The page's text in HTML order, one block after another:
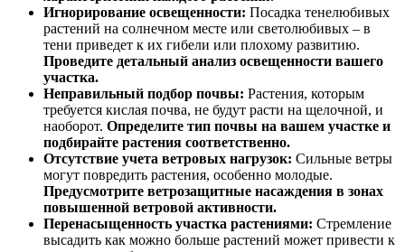
Игнорирование освещенности: Посадка тенелюбивых
растений на солнечном месте или светолюбивых – в
тени приведет к их гибели или плохому развитию.
Проведите детальный анализ освещенности вашего
участка.
Неправильный подбор почвы: Растения, которым
требуется кислая почва, не будут расти на щелочной, и
наоборот. Определите тип почвы на вашем участке и
подбирайте растения соответственно.
Отсутствие учета ветровых нагрузок: Сильные ветры
могут повредить растения, особенно молодые.
Предусмотрите ветрозащитные насаждения в зонах
повышенной ветровой активности.
Перенасыщенность участка растениями: Стремление
высадить как можно больше растений может привести к